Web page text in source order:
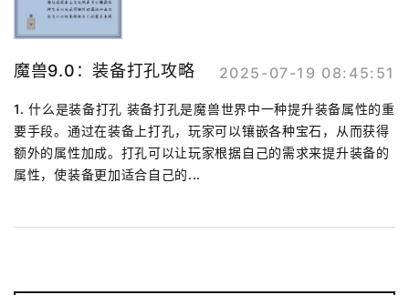
魔兽9.0：装备打孔攻略 2025-07-19 08:45:51
1. 什么是装备打孔 装备打孔是魔兽世界中一种提升装备属性的重
要手段。通过在装备上打孔，玩家可以镶嵌各种宝石，从而获得
额外的属性加成。打孔可以让玩家根据自己的需求来提升装备的
属性，使装备更加适合自己的...